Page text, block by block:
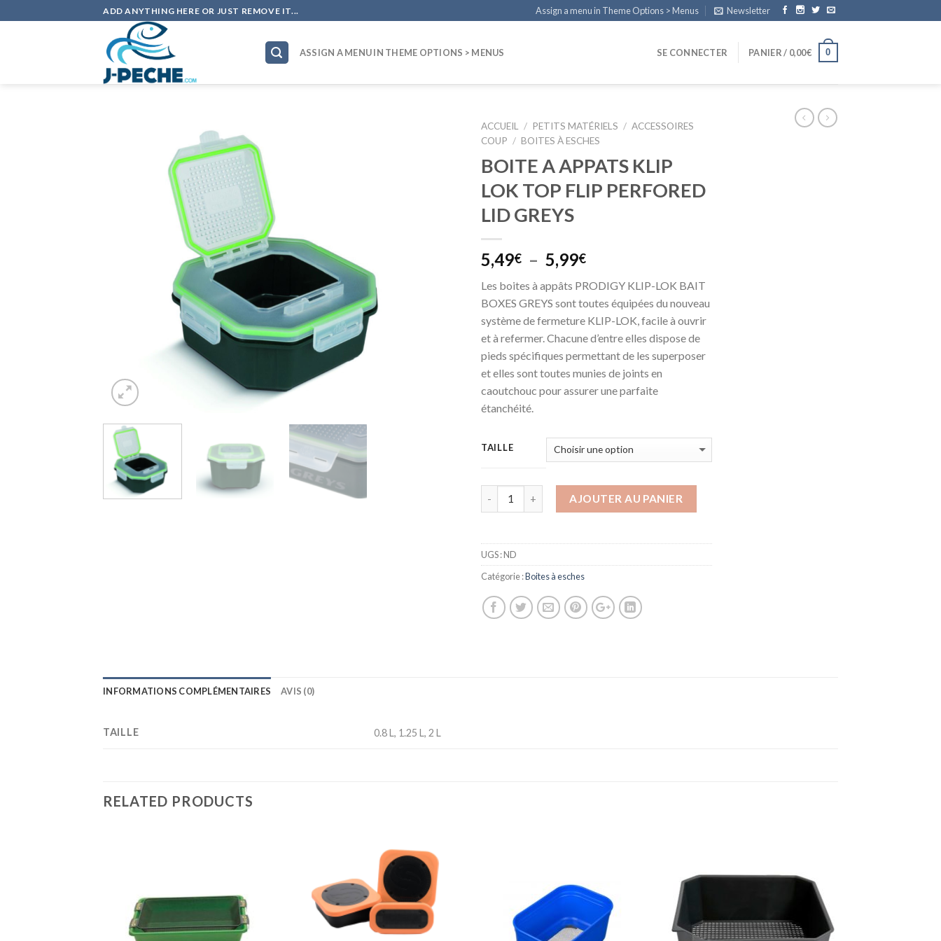
to
ADD ANYTHING HERE OR JUST REMOVE IT... Assign a menu in Theme Options > Menus Newsletter
ASSIGN A MENU IN THEME OPTIONS > MENUS SE CONNECTER PANIER / 0,00€ 0
ACCUEIL / PETITS MATÉRIELS / ACCESSOIRES
COUP / BOITES À ESCHES
BOITE A APPATS KLIP
LOK TOP FLIP PERFORED
LID GREYS
5,49€ – 5,99€Plage
prix :
5,49€
à
5,99€
Les boites à appâts PRODIGY KLIP-LOK BAIT
BOXES GREYS sont toutes équipées du nouveau
système de fermeture KLIP-LOK, facile à ouvrir
et à refermer. Chacune d’entre elles dispose de
pieds spécifiques permettant de les superposer
et elles sont toutes munies de joints en
caoutchouc pour assurer une parfaite
étanchéité.
TAILLE
AJOUTER AU PANIER
UGS :ND
Catégorie :Boites à esches
INFORMATIONS COMPLÉMENTAIRES AVIS (0)
TAILLE 0.8 L, 1.25 L, 2 L
RELATED PRODUCTS